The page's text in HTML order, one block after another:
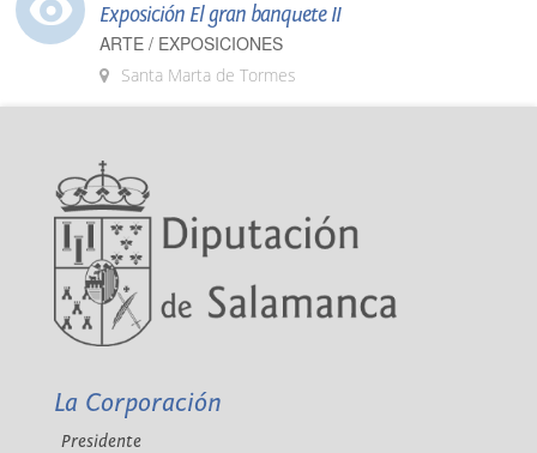
Exposición El gran banquete II
ARTE / EXPOSICIONES
Santa Marta de Tormes
La Corporación
Presidente